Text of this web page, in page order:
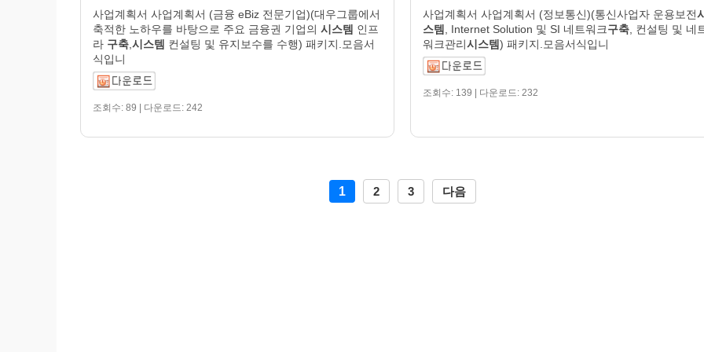
사업계획서 사업계획서 (금융 eBiz 전문기업)(대우그룹에서
축적한 노하우를 바탕으로 주요 금융권 기업의 시스템 인프
라 구축 시스템 컨설팅 및 유지보수를 수행) 패키지.모음서
식입니
조회수: 89 | 다운로드: 242
사업계획서 사업계획서 (정보통신)(통신사업자 운용보전
스템 , Internet Solution 및 SI 네트워크구축 , 컨설팅 및 네
워크관리시스템) 패키지.모음서식입니
조회수: 139 | 다운로드: 232
1 2 3 다음